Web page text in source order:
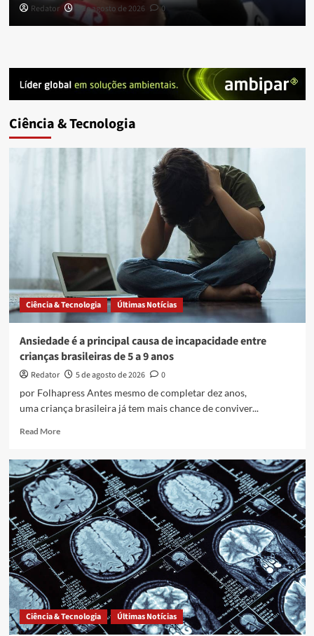
Redator 5 de agosto de 2026 0
Ciência & Tecnologia
Ciência & Tecnologia Últimas Notícias
Ansiedade é a principal causa de incapacidade entre
crianças brasileiras de 5 a 9 anos
Redator 5 de agosto de 2026
0
por Folhapress Antes mesmo de completar dez anos,
uma criança brasileira já tem mais chance de conviver...
Read MoreRead
Ansiedade
é
a
principal
causa
de
incapacidade
entre
crianças
brasileiras
de
5
a
Ciência & Tecnologia Últimas Notícias